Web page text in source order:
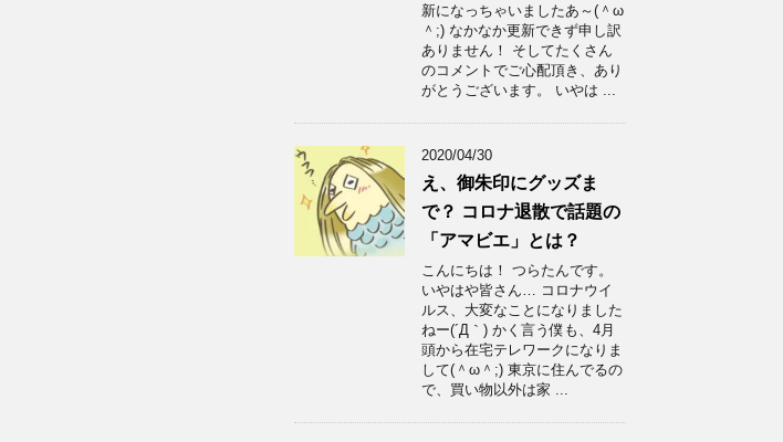
新になっちゃいましたあ～(＾ω
＾;) なかなか更新できず申し訳
ありません！ そしてたくさん
のコメントでご心配頂き、あり
がとうございます。 いやは ...
2020/04/30
え、御朱印にグッズま
で？ コロナ退散で話題の
「アマビエ」とは？
こんにちは！ つらたんです。
いやはや皆さん… コロナウイ
ルス、大変なことになりました
ねー(´Д｀) かく言う僕も、4月
頭から在宅テレワークになりま
して(＾ω＾;) 東京に住んでるの
で、買い物以外は家 ...